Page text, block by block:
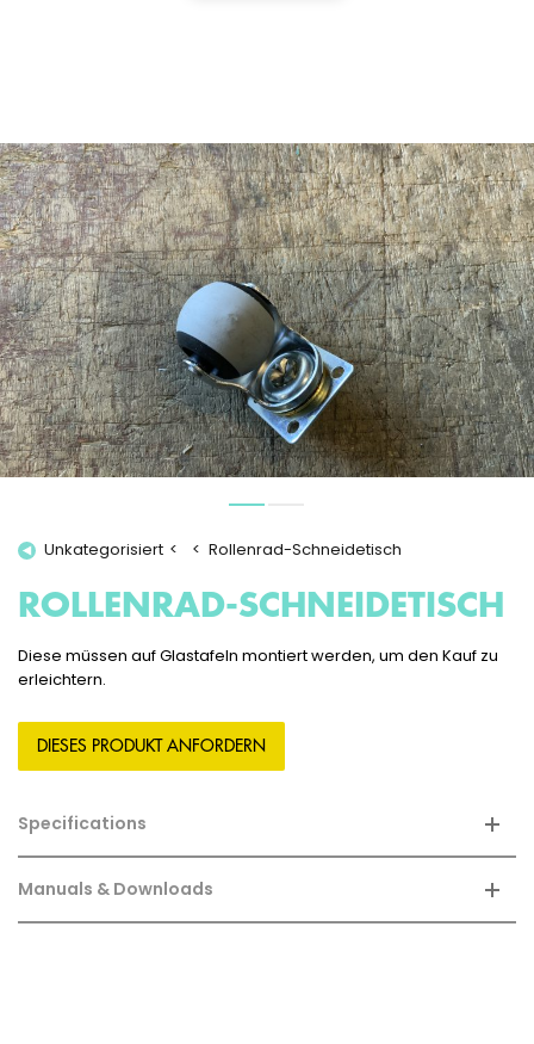
Unkategorisiert Rollenrad-Schneidetisch
ROLLENRAD-SCHNEIDETISCH
Diese müssen auf Glastafeln montiert werden, um den Kauf zu
erleichtern.
DIESES PRODUKT ANFORDERN
Specifications
Manuals & Downloads